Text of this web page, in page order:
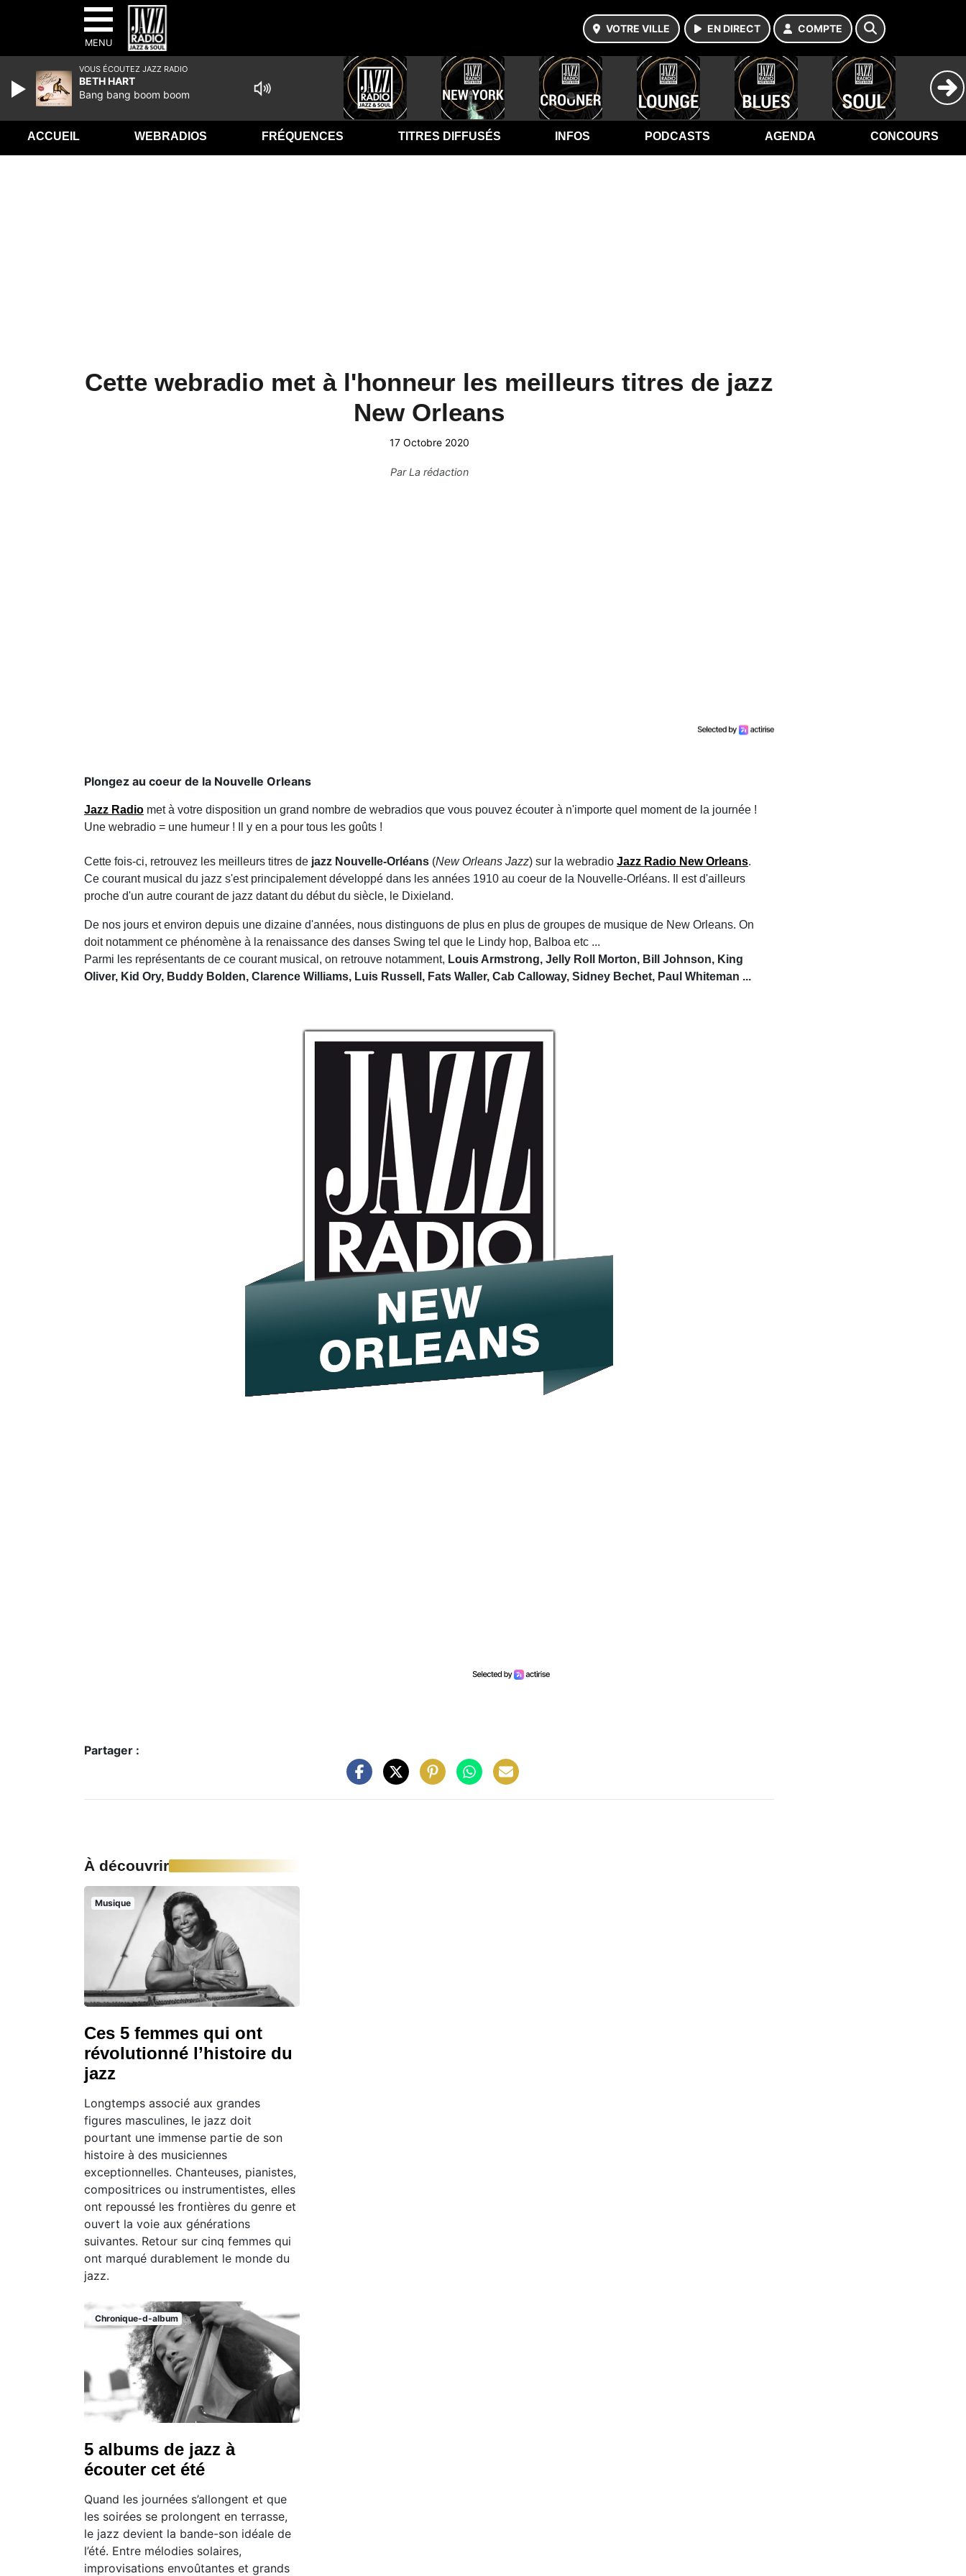
MENU
VOTRE VILLE EN DIRECT COMPTE
ACCUEIL WEBRADIOS FRÉQUENCES TITRES DIFFUSÉS INFOS PODCASTS AGENDA CONCOURS
Cette webradio met à l'honneur les meilleurs titres de jazz
New Orleans
17 Octobre 2020
ParLa rédaction
Plongez au coeur de la Nouvelle Orleans
Jazz Radio met à votre disposition un grand nombre de webradios que vous pouvez écouter à n'importe quel moment de la journée !
Une webradio = une humeur ! Il y en a pour tous les goûts !
Cette fois-ci, retrouvez les meilleurs titres de jazz Nouvelle-Orléans (New Orleans Jazz) sur la webradio Jazz Radio New Orleans.
Ce courant musical du jazz s'est principalement développé dans les années 1910 au coeur de la Nouvelle-Orléans. Il est d'ailleurs
proche d'un autre courant de jazz datant du début du siècle, le Dixieland.
De nos jours et environ depuis une dizaine d'années, nous distinguons de plus en plus de groupes de musique de New Orleans. On
doit notamment ce phénomène à la renaissance des danses Swing tel que le Lindy hop, Balboa etc ...
Parmi les représentants de ce courant musical, on retrouve notamment, Louis Armstrong, Jelly Roll Morton, Bill Johnson, King
Oliver, Kid Ory, Buddy Bolden, Clarence Williams, Luis Russell, Fats Waller, Cab Calloway, Sidney Bechet, Paul Whiteman ...
Partager :
À découvrir
Musique
Ces 5 femmes qui ont
révolutionné l’histoire du
jazz
Longtemps associé aux grandes
figures masculines, le jazz doit
pourtant une immense partie de son
histoire à des musiciennes
exceptionnelles. Chanteuses, pianistes,
compositrices ou instrumentistes, elles
ont repoussé les frontières du genre et
ouvert la voie aux générations
suivantes. Retour sur cinq femmes qui
ont marqué durablement le monde du
jazz.
Chronique-d-album
5 albums de jazz à
écouter cet été
Quand les journées s’allongent et que
les soirées se prolongent en terrasse,
le jazz devient la bande-son idéale de
l’été. Entre mélodies solaires,
improvisations envoûtantes et grands
VOUS ÉCOUTEZ JAZZ RADIO
BETH HART
Bang bang boom boom